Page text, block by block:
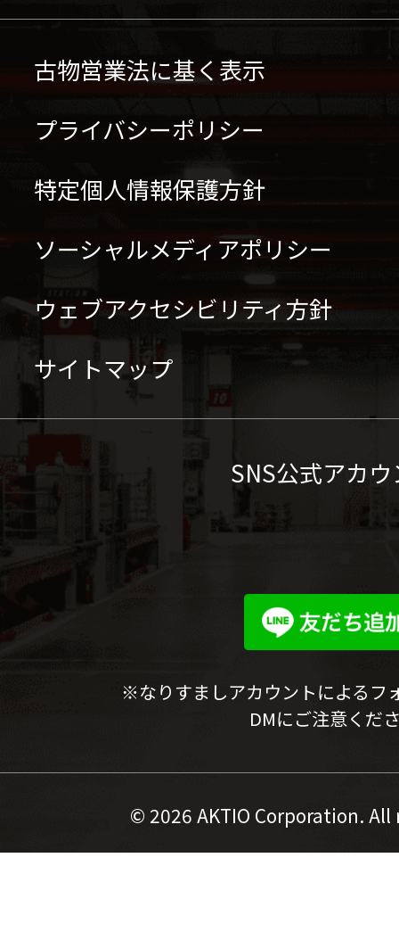
古物営業法に基く表示
プライバシーポリシー
特定個人情報保護方針
ソーシャルメディアポリシー
ウェブアクセシビリティ方針
サイトマップ
SNS公式アカ
※なりすましアカウントによるフ
DMにご注意くだ
© 2026 AKTIO Corporation.